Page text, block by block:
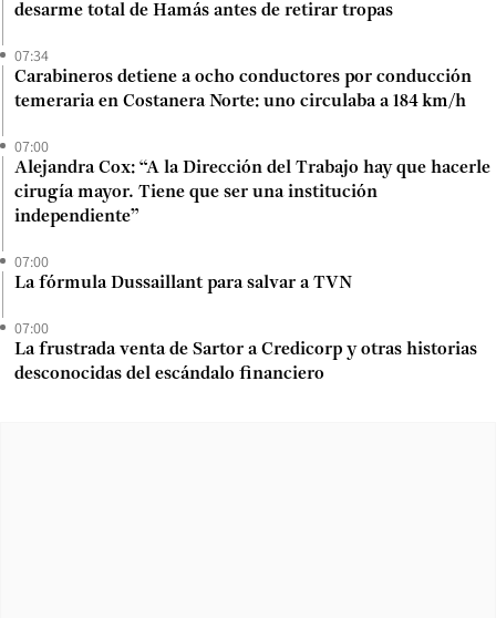
desarme total de Hamás antes de retirar tropas
07:34
Carabineros detiene a ocho conductores por conducción
temeraria en Costanera Norte: uno circulaba a 184 km/h
07:00
Alejandra Cox: “A la Dirección del Trabajo hay que hacerle
cirugía mayor. Tiene que ser una institución
independiente”
07:00
La fórmula Dussaillant para salvar a TVN
07:00
La frustrada venta de Sartor a Credicorp y otras historias
desconocidas del escándalo financiero